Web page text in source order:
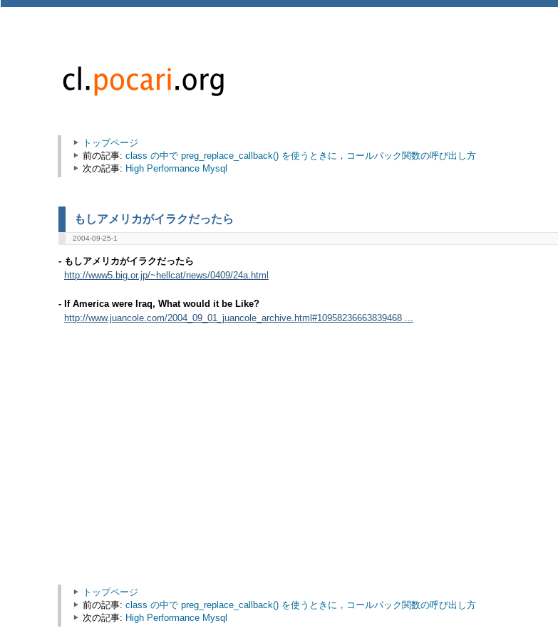
トップページ
前の記事: class の中で preg_replace_callback() を使うときに，コールバック関数の呼び出し方
次の記事: High Performance Mysql
もしアメリカがイラクだったら
2004-09-25-1
- もしアメリカがイラクだったら
http://www5.big.or.jp/~hellcat/news/0409/24a.html
- If America were Iraq, What would it be Like?
http://www.juancole.com/2004_09_01_juancole_archive.html#10958236663839468 ...
トップページ
前の記事: class の中で preg_replace_callback() を使うときに，コールバック関数の呼び出し方
次の記事: High Performance Mysql